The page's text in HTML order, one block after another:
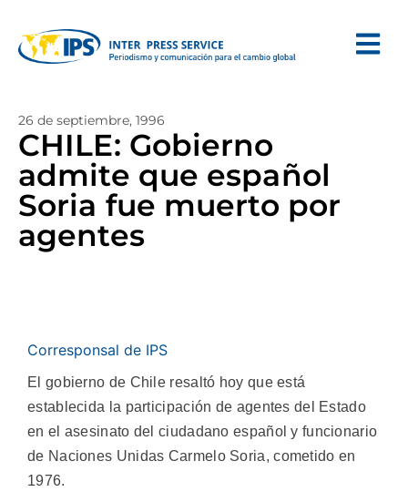
26 de septiembre, 1996
CHILE: Gobierno
admite que español
Soria fue muerto por
agentes
Corresponsal de IPS
El gobierno de Chile resaltó hoy que está
establecida la participación de agentes del Estado
en el asesinato del ciudadano español y funcionario
de Naciones Unidas Carmelo Soria, cometido en
1976.